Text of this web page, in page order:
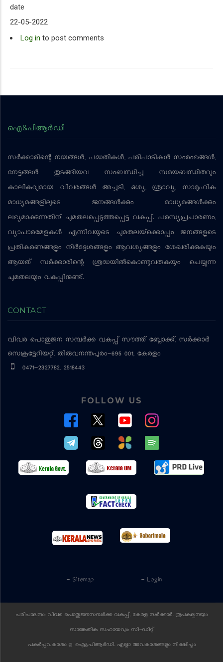
date
22-05-2022
Log in to post comments
ഐ&പിആര്‍ഡി
സര്‍ക്കാരിന്റെ നയങ്ങള്‍, പദ്ധതികള്‍, പരിപാടികള്‍ സംരംഭങ്ങള്‍,
നേട്ടങ്ങള്‍ തുടങ്ങിയവ സംബന്ധിച്ച സമയബന്ധിതവും
കാലികവുമായ വിവരങ്ങള്‍ അച്ചടി, ദൃശ്യ, ശ്രാവ്യ, സാമൂഹിക
മാധ്യമങ്ങളിലൂടെ ജനങ്ങള്‍ക്കും മാധ്യമങ്ങള്‍ക്കും
ലഭ്യമാക്കുന്നതിന് ചുമതലപ്പെടുത്തപ്പെട്ട വകുപ്പ്. പരസ്യപ്രചാരണം,
വ്യാപാരമേളകള്‍ എന്നിവയുടെ ചുമതലയ്‌ക്കൊപ്പം ജനങ്ങളുടെ
പ്രതികരണങ്ങളും നിര്‍ദ്ദേശങ്ങളും ആവശ്യങ്ങളും ശേഖരിക്കുകയും
ആയത് സര്‍ക്കാരിന്റെ ശ്രദ്ധയില്‍കൊണ്ടുവരുകയും ചെയ്യുന്ന
ചുമതലയും വകുപ്പിനുണ്ട്.
CONTACT
വിവര പൊതുജന സമ്പര്‍ക്ക വകുപ്പ് സൗത്ത് ബ്ലോക്ക്, സര്‍ക്കാര്‍
സെക്രട്ടേറിയറ്റ്, തിരുവനന്തപുരം-695 001, കേരളം
0471-2327782, 2518443
FOLLOW US
- Login
- Sitemap
പരിപാലനം: വിവര പൊതുജനസമ്പര്‍ക്ക വകുപ്പ്, കേരള സര്‍ക്കാര്‍. രൂപകല്പനയും
സാങ്കേതിക സഹായവും: സി-ഡിറ്റ്
പകര്‍പ്പവകാശം @ ഐ&പിആര്‍ഡി. എല്ലാ അവകാശങ്ങളും നിക്ഷിപ്തം